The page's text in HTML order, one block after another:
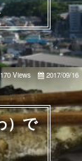
）で
Views 2017/09/16